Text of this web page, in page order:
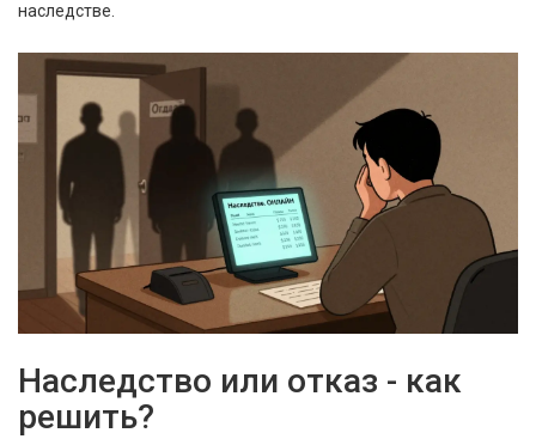
наследстве.
Наследство или отказ - как
решить?